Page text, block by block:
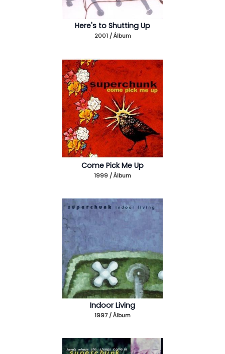
Here's to Shutting Up
2001 / Álbum
Come Pick Me Up
1999 / Álbum
Indoor Living
1997 / Álbum